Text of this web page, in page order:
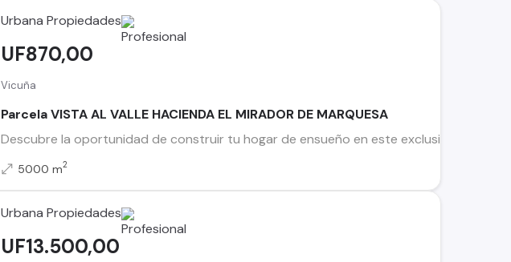
Urbana Propiedades
Vicuña
Parcela VISTA AL VALLE HACIENDA EL MIRADOR DE MARQUESA
Descubre la oportunidad de construir tu hogar de ensueño en este exclusivo
UF870,00
5000 m2
Urbana Propiedades
UF13.500,00